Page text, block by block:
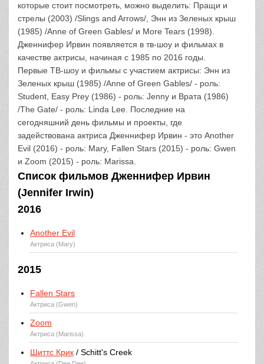
которые стоит посмотреть, можно выделить: Пращи и
стрелы (2003) /Slings and Arrows/, Энн из Зеленых крыш
(1985) /Anne of Green Gables/ и More Tears (1998).
Дженнифер Ирвин появляется в тв-шоу и фильмах в
качестве актрисы, начиная с 1985 по 2016 годы.
Первые ТВ-шоу и фильмы с участием актрисы: Энн из
Зеленых крыш (1985) /Anne of Green Gables/ - роль:
Student, Easy Prey (1986) - роль: Jenny и Врата (1986)
/The Gate/ - роль: Linda Lee. Последние на
сегодняшний день фильмы и проекты, где
задействована актриса Дженнифер Ирвин - это Another
Evil (2016) - роль: Mary, Fallen Stars (2015) - роль: Gwen
и Zoom (2015) - роль: Marissa.
Список фильмов Дженнифер Ирвин
(Jennifer Irwin)
2016
Another Evil
Актриса (Mary)
2015
Fallen Stars
Актриса (Gwen)
Zoom
Актриса (Marissa)
Шиттс Крик / Schitt's Creek